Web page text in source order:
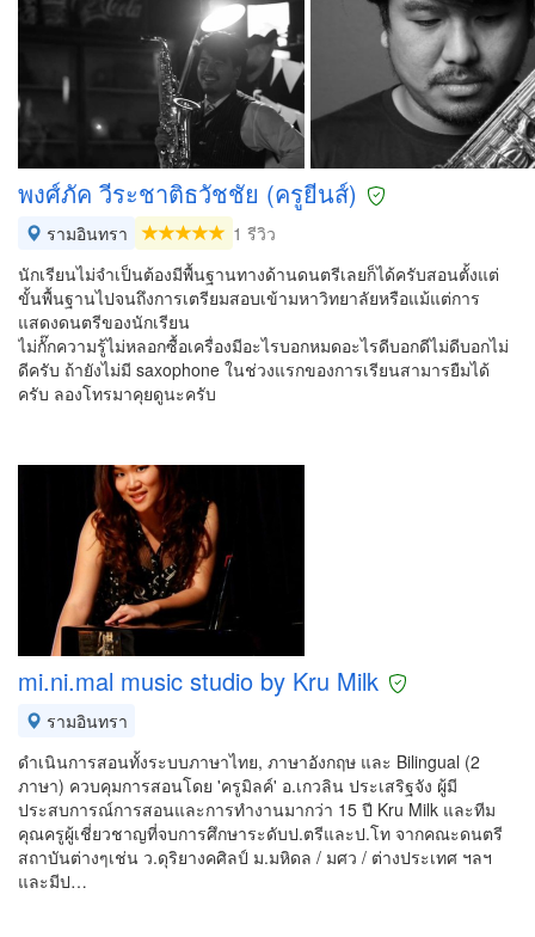
พงศ์ภัค วีระชาติธวัชชัย (ครูยีนส์)
รามอินทรา
1 รีวิว
นักเรียนไม่จำเป็นต้องมีพื้นฐานทางด้านดนตรีเลยก็ได้ครับสอนตั้งแต่
ขั้นพื้นฐานไปจนถึงการเตรียมสอบเข้ามหาวิทยาลัยหรือแม้แต่การ
แสดงดนตรีของนักเรียน
ไม่กั๊กความรู้ไม่หลอกซื้อเครื่องมีอะไรบอกหมดอะไรดีบอกดีไม่ดีบอกไม่
ดีครับ ถ้ายังไม่มี saxophone ในช่วงแรกของการเรียนสามารยืมได้
ครับ ลองโทรมาคุยดูนะครับ
mi.ni.mal music studio by Kru Milk
รามอินทรา
ดำเนินการสอนทั้งระบบภาษาไทย, ภาษาอังกฤษ และ Bilingual (2
ภาษา) ควบคุมการสอนโดย 'ครูมิลค์' อ.เกวลิน ประเสริฐจัง ผู้มี
ประสบการณ์การสอนและการทำงานมากว่า 15 ปี Kru Milk และทีม
คุณครูผู้เชี่ยวชาญที่จบการศึกษาระดับป.ตรีและป.โท จากคณะดนตรี
สถาบันต่างๆเช่น ว.ดุริยางคศิลป์ ม.มหิดล / มศว / ต่างประเทศ ฯลฯ
และมีป…